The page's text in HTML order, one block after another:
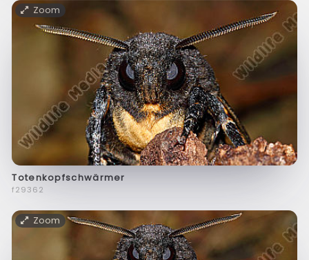
Zoom
Totenkopfschwärmer
f29362
Zoom